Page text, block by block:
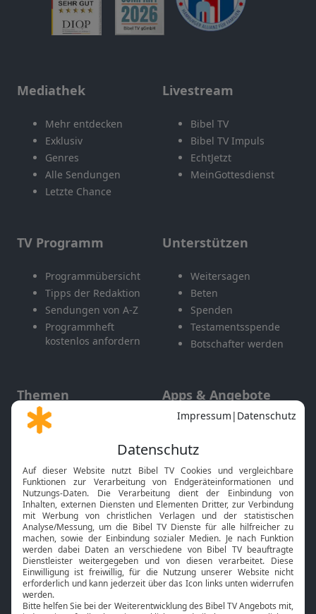
Mediathek
Mehr entdecken
Exklusiv
Genres
Alle Sendungen
Letzte Chance
Livestream
Bibel TV
Bibel TV Impuls
EchtJetzt
MeinGottesdienst
TV Programm
Programmübersicht
Tipps der Redaktion
Sendungen von A-Z
Programmheft
kostenlos anfordern
Unterstützen
Weitersagen
Beten
Spenden
Testamentsspende
Botschafter werden
Themen
Gott und Bibel erklärt
Neuigkeiten
Apps & Angebote
Mobile App
Smart TV
HbbTV
Bibelthek Online-Bibel
Nächster Gottesdienst
Bibel TV Service